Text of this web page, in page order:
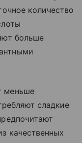
количество
больше
меньше
сладкие
качественных